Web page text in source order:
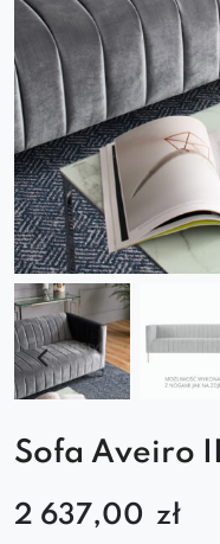
Sofa Aveiro III
2 637,00 zł